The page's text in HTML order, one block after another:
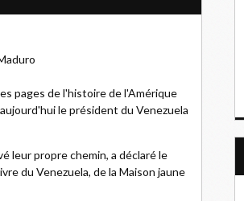
pages de l'histoire de l'Amérique
le président du Venezuela
leur propre chemin, a déclaré le
du Venezuela, de la Maison jaune